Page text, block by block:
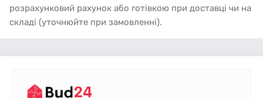
розрахунковий рахунок або готівкою при доставці чи на
складі (уточнюйте при замовленні).